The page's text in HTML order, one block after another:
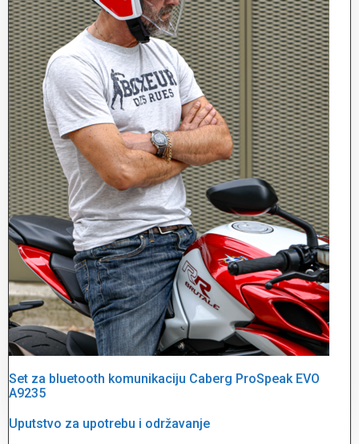
Set za bluetooth komunikaciju Caberg ProSpeak EVO
A9235
Uputstvo za upotrebu i održavanje